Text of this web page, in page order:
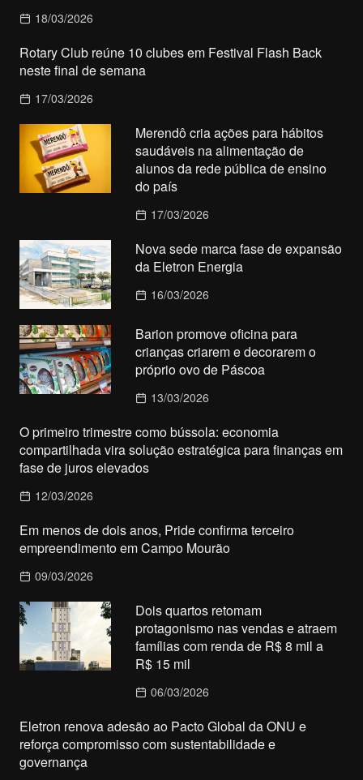
18/03/2026
Rotary Club reúne 10 clubes em Festival Flash Back
neste final de semana
17/03/2026
Merendô cria ações para hábitos
saudáveis na alimentação de
alunos da rede pública de ensino
do país
17/03/2026
Nova sede marca fase de expansão
da Eletron Energia
16/03/2026
Barion promove oficina para
crianças criarem e decorarem o
próprio ovo de Páscoa
13/03/2026
O primeiro trimestre como bússola: economia
compartilhada vira solução estratégica para finanças em
fase de juros elevados
12/03/2026
Em menos de dois anos, Pride confirma terceiro
empreendimento em Campo Mourão
09/03/2026
Dois quartos retomam
protagonismo nas vendas e atraem
famílias com renda de R$ 8 mil a
R$ 15 mil
06/03/2026
Eletron renova adesão ao Pacto Global da ONU e
reforça compromisso com sustentabilidade e
governança